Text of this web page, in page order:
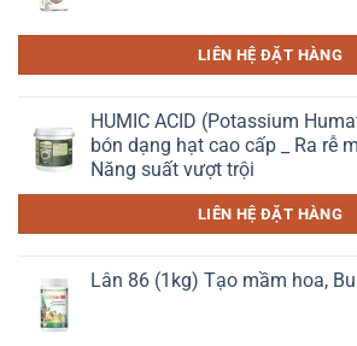
LIÊN HỆ ĐẶT HÀNG
HUMIC ACID (Potassium
bón dạng hạt cao cấp _ Ra rễ
Năng suất vượt trội
LIÊN HỆ ĐẶT HÀNG
Lân 86 (1kg) Tạo mầm hoa,